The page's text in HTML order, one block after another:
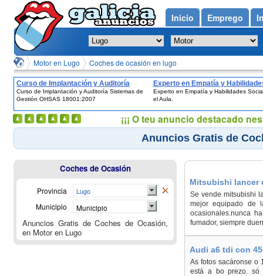
Motor en Lugo Coches de ocasión en lugo
Curso de Implantación y Auditoría
Sistemas de Gestión OHSAS
18001:2007
Curso de Implantación y Auditoría Sistemas de
Gestión OHSAS 18001:2007
Experto en Empatía y
Sociales en el Aula.
Experto en Empatía y Habilidades
el Aula.
Anuncios Gratis de
Mitsubishi lancer
Se vende mitsubishi
mejor equipado de
ocasionales.nunca
fumador, siempre
Audi a6 tdi con
As fotos sacáronse o
está a bo prezo. só
Coches de Ocasión
Provincia Lugo
Municipio Municipio
Anuncios Gratis de Coches de Ocasión,
en Motor en Lugo
Inicio Emprego
¡¡¡ O teu anuncio destacado